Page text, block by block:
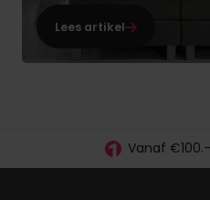
Lees artikel
Vanaf
Betaal vooraf, bij